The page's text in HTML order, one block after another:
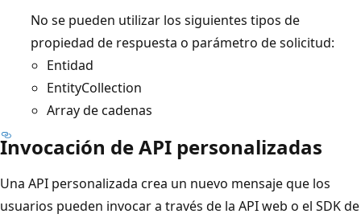
No se pueden utilizar los siguientes tipos de
propiedad de respuesta o parámetro de solicitud:
Entidad
EntityCollection
Array de cadenas
Invocación de API personalizadas
Una API personalizada crea un nuevo mensaje que los
usuarios pueden invocar a través de la API web o el SDK de